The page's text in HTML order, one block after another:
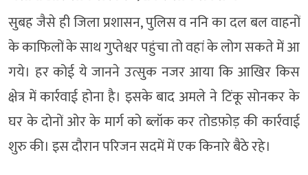
सुबह जैसे ही जिला प्रशासन, पुलिस व ननि का दल बल वाहनों
के काफिलों के साथ गुप्तेश्वर पहुंचा तो वहां के लोग सकते में आ
गये। हर कोई ये जानने उत्सुक नजर आया कि आखिर किस
क्षेत्र में कार्रवाई होना है। इसके बाद अमले ने टिंकू सोनकर के
घर के दोनों ओर के मार्ग को ब्लॉक कर तोडफ़ोड़ की कार्रवाई
शुरु की। इस दौरान परिजन सदमें में एक किनारे बैठे रहे।